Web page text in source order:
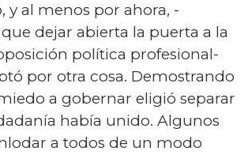
y al menos por ahora, -
dejar abierta la puerta a la
política profesional-
por otra cosa. Demostrando
a gobernar eligió separar
había unido. Algunos
a todos de un modo